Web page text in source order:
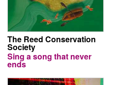
The Reed Conservation
Society
Sing a song that never
ends